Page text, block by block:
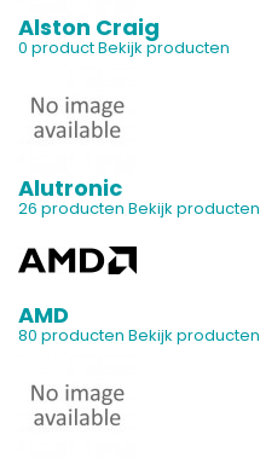
Alston Craig
0 productBekijk producten
Alutronic
26 producten Bekijk producten
AMD
80 producten Bekijk producten